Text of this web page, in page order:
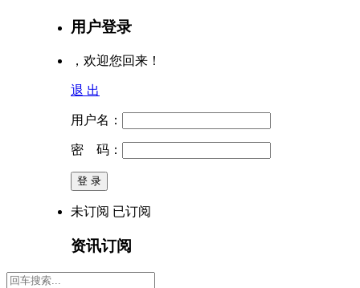
用户登录
，欢迎您回来！
退 出
用户名：
密 码：
未订阅 已订阅
资讯订阅